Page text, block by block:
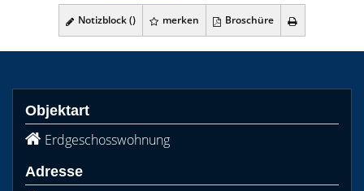
Notizblock () merken Broschüre
Objektart
Erdgeschosswohnung
Adresse